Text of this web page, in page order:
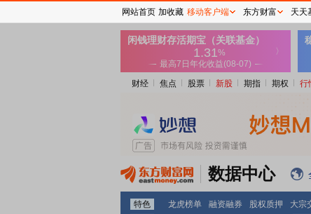
财经 焦点 股票 新股 期指 期权 行
数据中心
特色 龙虎榜单 融资融券 股权质押 大宗
网站首页 加收藏 移动客户端 东方财富 天天